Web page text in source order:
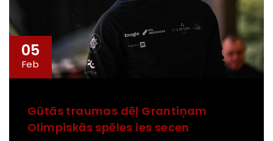
05
Feb
Gūtās traumas dēļ Grantiņam
Olimpiskās spēles ies secen